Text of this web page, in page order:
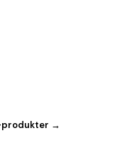
produkter →